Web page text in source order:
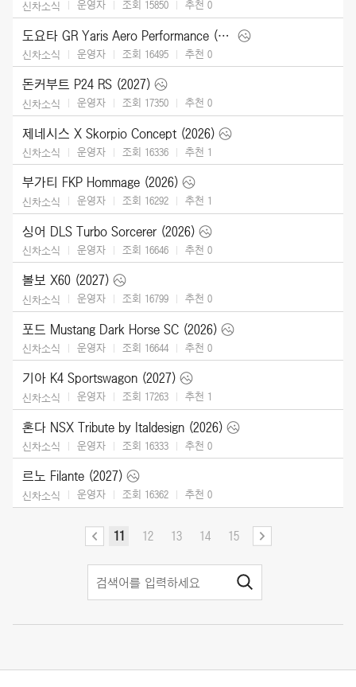
신차소식 운영자 조회 15850 추천 0
도요타 GR Yaris Aero Performance (2026)
신차소식 운영자 조회 16495 추천 0
돈커부트 P24 RS (2027)
신차소식 운영자 조회 17350 추천 0
제네시스 X Skorpio Concept (2026)
신차소식 운영자 조회 16336 추천 1
부가티 FKP Hommage (2026)
신차소식 운영자 조회 16292 추천 1
싱어 DLS Turbo Sorcerer (2026)
신차소식 운영자 조회 16646 추천 0
볼보 X60 (2027)
신차소식 운영자 조회 16799 추천 0
포드 Mustang Dark Horse SC (2026)
신차소식 운영자 조회 16644 추천 0
기아 K4 Sportswagon (2027)
신차소식 운영자 조회 17263 추천 1
혼다 NSX Tribute by Italdesign (2026)
신차소식 운영자 조회 16333 추천 0
르노 Filante (2027)
신차소식 운영자 조회 16362 추천 0
11 12 13 14 15